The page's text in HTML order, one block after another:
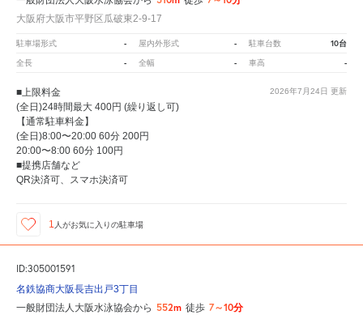
大阪府大阪市平野区瓜破東2-9-17
駐車場形式 - 屋内外形式 - 駐車台数 10台
全長 - 全幅 - 車高 -
2026年7月24日 更新
■上限料金
(全日)24時間最大 400円 (繰り返し可)
【通常駐車料金】
(全日)8:00〜20:00 60分 200円
20:00〜8:00 60分 100円
■提携店舗など
QR決済可、スマホ決済可
1 人がお気に入りの駐車場
ID:305001591
名鉄協商大阪長吉出戸3丁目
一般財団法人大阪水泳協会から 552m 徒歩 7～10分